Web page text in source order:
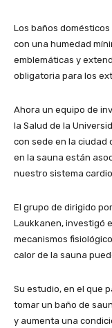
Los baños
con una humedad
emblemáticas y
obligatoria para los
Ahora un equipo de
la Salud de la
con sede en la ciudad
en la sauna están
nuestro sistema
El grupo de dirigido
Laukkanen, investigó
mecanismos
calor de la sauna
Su estudio, en el que
tomar un baño de
y aumenta una